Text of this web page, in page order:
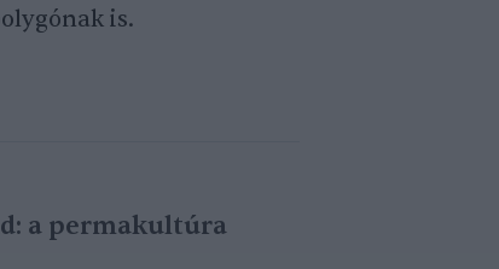
is.
a permakultúra